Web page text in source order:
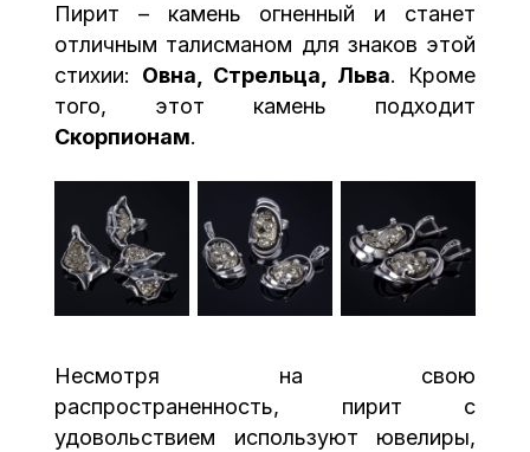
Пирит – камень огненный и станет
отличным талисманом для знаков этой
стихии: Овна, Стрельца, Льва. Кроме
того, этот камень подходит
Скорпионам.
Несмотря на свою
распространенность, пирит с
удовольствием используют ювелиры,